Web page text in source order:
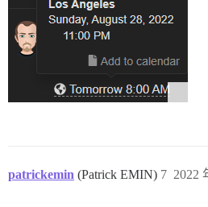
patrickemin (Patrick EMIN) 2022
7